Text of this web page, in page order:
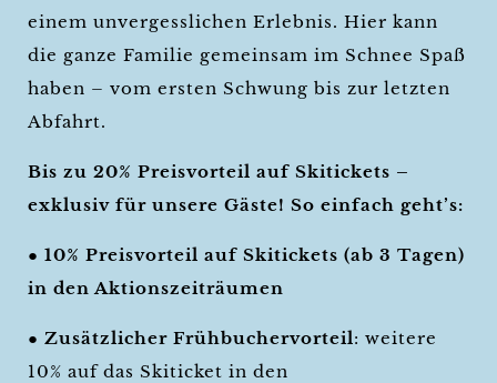
einem unvergesslichen Erlebnis. Hier kann
die ganze Familie gemeinsam im Schnee Spaß
haben – vom ersten Schwung bis zur letzten
Abfahrt.
Bis zu 20% Preisvorteil auf Skitickets –
exklusiv für unsere Gäste! So einfach geht’s:
● 10% Preisvorteil auf Skitickets (ab 3 Tagen)
in den Aktionszeiträumen
● Zusätzlicher Frühbuchervorteil: weitere
10% auf das Skiticket in den